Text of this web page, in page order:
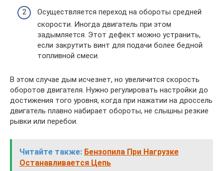
Осуществляется переход на обороты средней
скорости. Иногда двигатель при этом
задымляется. Этот дефект можно устранить,
если закрутить винт для подачи более бедной
топливной смеси.
В этом случае дым исчезнет, но увеличится скорость
оборотов двигателя. Нужно регулировать настройки до
достижения того уровня, когда при нажатии на дроссель
двигатель плавно набирает обороты, не слышны резкие
рывки или перебои.
Читайте также: Бензопила При Нагрузке
Останавливается Цепь